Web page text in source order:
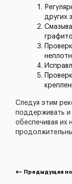
других
Следуя этим
поддерживать и
обеспечивая их
Предыдущая